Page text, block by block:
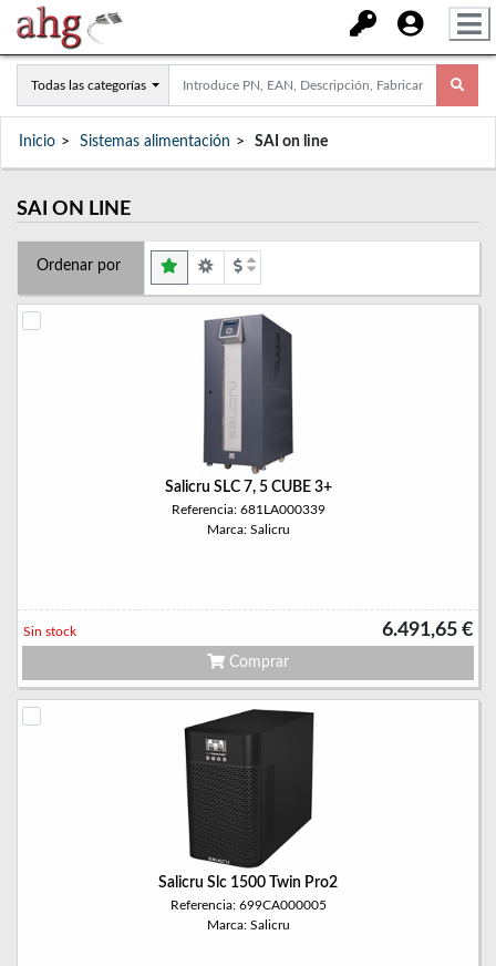
Todas las categorías
Inicio Sistemas alimentación SAI on line
SAI ON LINE
Ordenar por
Salicru SLC 7, 5 CUBE 3+
Referencia: 681LA000339
Marca: Salicru
6.491,65 €
Sin stock
Comprar
Salicru Slc 1500 Twin Pro2
Referencia: 699CA000005
Marca: Salicru